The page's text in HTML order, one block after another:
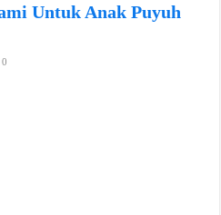
Untuk Anak Puyuh
0